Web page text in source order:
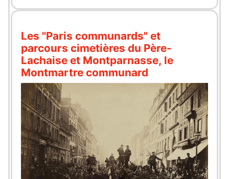
Les "Paris communards" et
parcours cimetières du Père-
Lachaise et Montparnasse, le
Montmartre communard